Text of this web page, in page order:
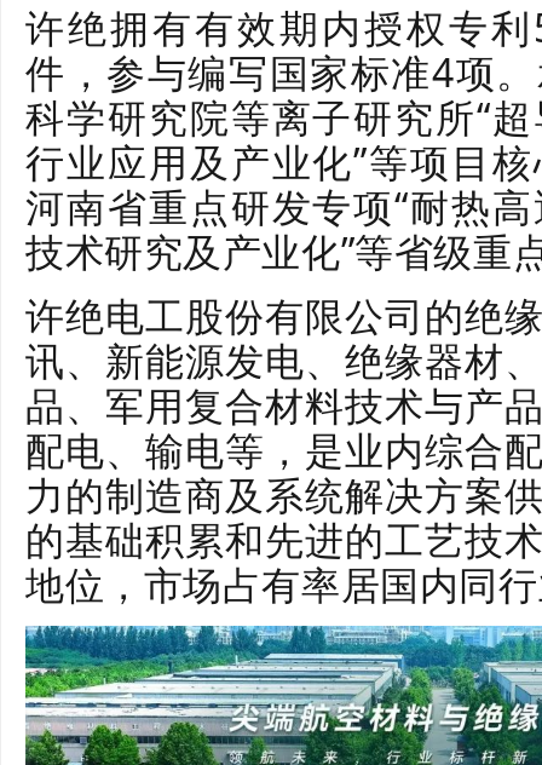
许绝拥有有效期内授权专
件，参与编写国家标准4项
科学研究院等离子研究所“
行业应用及产业化”等项目
河南省重点研发专项“耐热
技术研究及产业化”等省级重
许绝电工股份有限公司的绝
讯、新能源发电、绝缘器材
品、军用复合材料技术与产
配电、输电等，是业内综合
力的制造商及系统解决方案
的基础积累和先进的工艺技
地位，市场占有率居国内同